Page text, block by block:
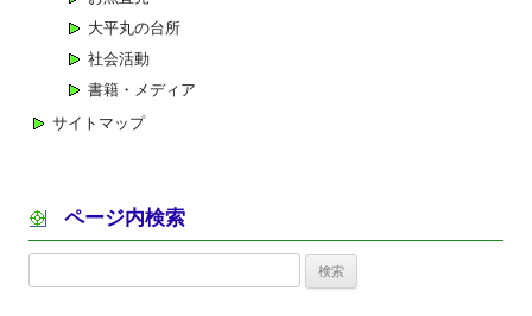
大平丸の台所
社会活動
書籍・メディア
サイトマップ
ページ内検索